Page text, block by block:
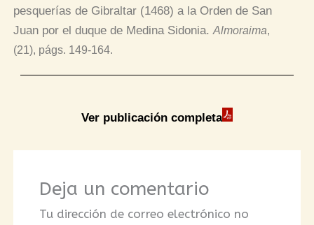
pesquerías de Gibraltar (1468) a la Orden de San
Juan por el duque de Medina Sidonia.Almoraima,
(21), págs. 149-164.
Ver publicación completa
Deja un comentario
Tu dirección de correo electrónico no